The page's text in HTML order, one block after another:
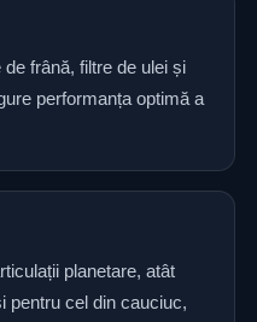
frână, filtre de ulei și
performanța optimă a
planetare, atât
pentru cel din cauciuc,